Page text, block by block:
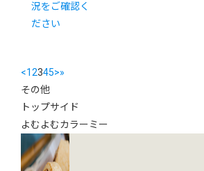
況をご確認く
ださい
<12345>»
その他
トップサイド
よむよむカラーミー